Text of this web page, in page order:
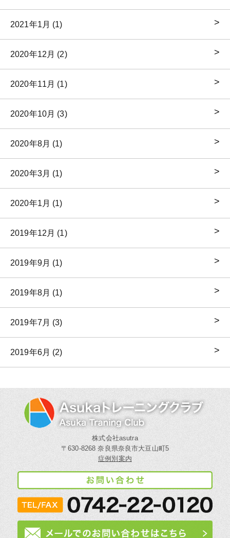
2021年1月 (1)
2020年12月 (2)
2020年11月 (1)
2020年10月 (3)
2020年8月 (1)
2020年3月 (1)
2020年1月 (1)
2019年12月 (1)
2019年9月 (1)
2019年8月 (1)
2019年7月 (3)
2019年6月 (2)
株式会社asutra
〒630-8268 奈良県奈良市大豆山町5
症例別案内